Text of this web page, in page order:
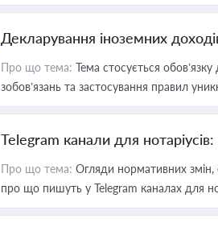
Декларування іноземних
Про що тема: Тема стосується
зобов’язань та застосування правил
Telegram канали для
Про що тема: Огляди нормативних змін,
про що пишуть у Telegram каналах для